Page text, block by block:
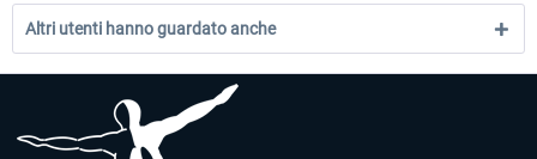
Altri utenti hanno guardato anche